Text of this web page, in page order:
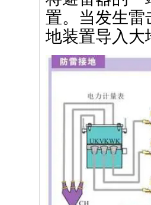
置。当发生
地装置导入大